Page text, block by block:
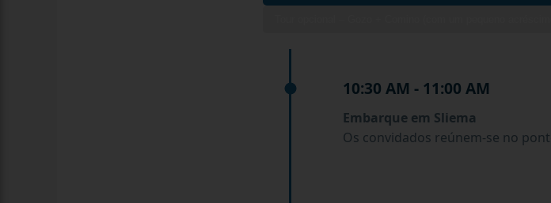
10:30 AM - 11:00 AM
Embarque em Sliema
Os convidados reúnem-se no